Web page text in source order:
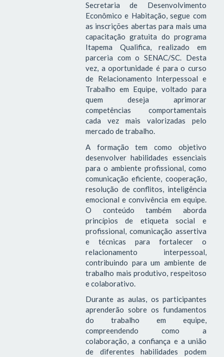
Secretaria de Desenvolvimento
Econômico e Habitação, segue com
as inscrições abertas para mais uma
capacitação gratuita do programa
Itapema Qualifica, realizado em
parceria com o SENAC/SC. Desta
vez, a oportunidade é para o curso
de Relacionamento Interpessoal e
Trabalho em Equipe, voltado para
quem deseja aprimorar
competências comportamentais
cada vez mais valorizadas pelo
mercado de trabalho.
A formação tem como objetivo
desenvolver habilidades essenciais
para o ambiente profissional, como
comunicação eficiente, cooperação,
resolução de conflitos, inteligência
emocional e convivência em equipe.
O conteúdo também aborda
princípios de etiqueta social e
profissional, comunicação assertiva
e técnicas para fortalecer o
relacionamento interpessoal,
contribuindo para um ambiente de
trabalho mais produtivo, respeitoso
e colaborativo.
Durante as aulas, os participantes
aprenderão sobre os fundamentos
do trabalho em equipe,
compreendendo como a
colaboração, a confiança e a união
de diferentes habilidades podem